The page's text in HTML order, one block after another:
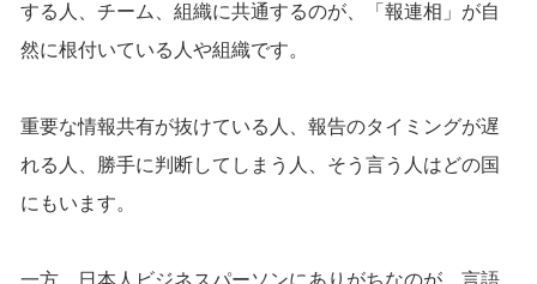
する人、チーム、組織に共通するのが、「報連相」が自
然に根付いている人や組織です。
重要な情報共有が抜けている人、報告のタイミングが遅
れる人、勝手に判断してしまう人、そう言う人はどの国
にもいます。